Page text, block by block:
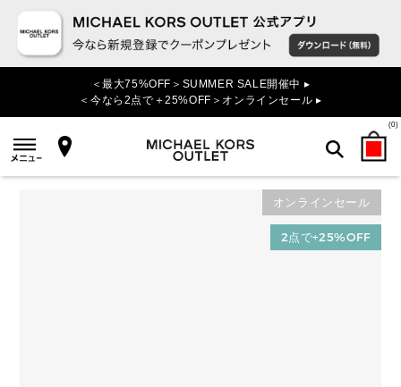
＜最大75%OFF＞SUMMER SALE開催中 ▸
＜今なら2点で＋25%OFF＞オンラインセール ▸
(0)
検索
オンラインセール
2点で+25%OFF